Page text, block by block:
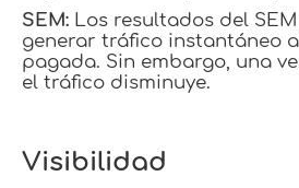
SEM: Los resultados del
generar tráfico instantáneo
pagada. Sin embargo, una
el tráfico disminuye.
Visibilidad